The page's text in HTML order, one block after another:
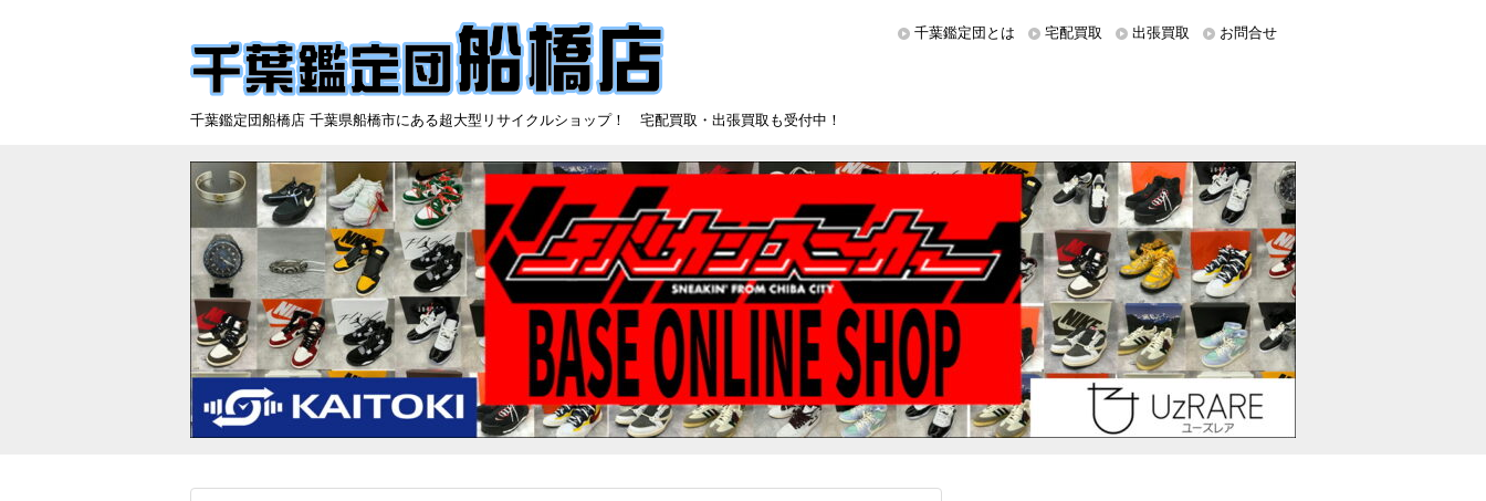
千葉鑑定団船橋店 千葉県船橋市にある超大型リサイクルショップ！ 宅配買取・出張買取も受付中！
千葉鑑定団とは 宅配買取 出張買取 お問合せ